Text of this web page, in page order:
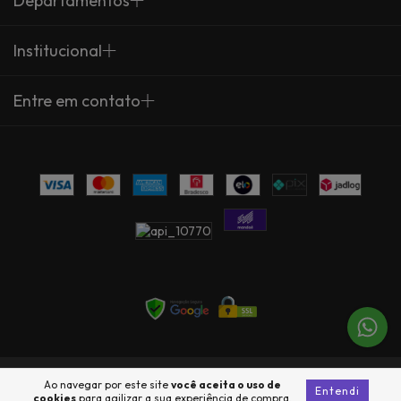
Ao navegar por este site você aceita o uso de
cookies para agilizar a sua experiência de compra.
Entendi
Institucional
Entre em contato
Copyright Arte Própria - 23735360000137 - 2026. Todos os direitos
reservados.